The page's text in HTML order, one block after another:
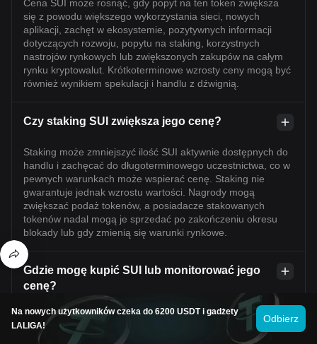
Cena SUI może rosnąć, gdy popyt na ten token zwiększa
się z powodu większego wykorzystania sieci, nowych
aplikacji, zachęt w ekosystemie, pozytywnych informacji
dotyczących rozwoju, popytu na staking, korzystnych
nastrojów rynkowych lub zwiększonych zakupów na całym
rynku kryptowalut. Krótkoterminowe wzrosty ceny mogą być
również wynikiem spekulacji i handlu z dźwignią.
Czy staking SUI zwiększa jego cenę?
Staking może zmniejszyć ilość SUI aktywnie dostępnych do
handlu i zachęcać do długoterminowego uczestnictwa, co w
pewnych warunkach może wspierać cenę. Staking nie
gwarantuje jednak wzrostu wartości. Nagrody mogą
zwiększać podaż tokenów, a posiadacze stakowanych
tokenów nadal mogą je sprzedać po zakończeniu okresu
blokady lub gdy zmienią się warunki rynkowe.
Gdzie mogę kupić SUI lub monitorować jego
cenę?
Cenę SUI możesz monitorować za pośrednictwem
renomowanych serwisów z danymi rynkowymi, a także
kupować SUI lub handlować nim na giełdzie Bitget, z
Na nowych użytkowników czeka do 6200 USDT i gadżety
LALIGA!
Odbierz